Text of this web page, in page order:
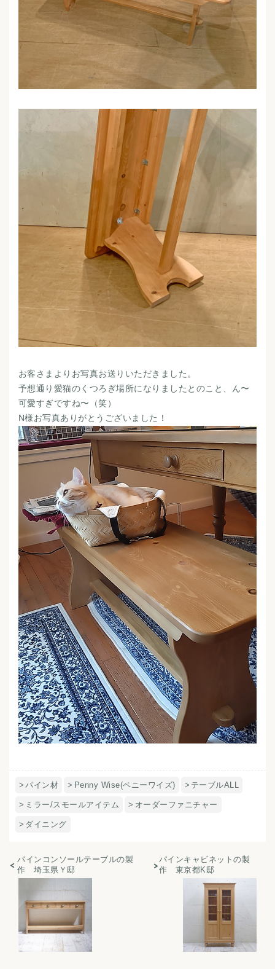
お客さまよりお写真お送りいただきました。
予想通り愛猫のくつろぎ場所になりましたとのこと、ん〜
可愛すぎですね〜（笑）
N様お写真ありがとうございました！
パイン材 Penny Wise(ペニーワイズ) テーブルALL
ミラー/スモールアイテム オーダーファニチャー
ダイニング
パインコンソールテーブルの製
作 埼玉県Ｙ邸
パインキャビネットの製
作 東京都K邸